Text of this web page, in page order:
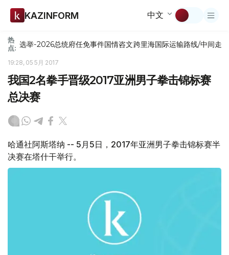
KAZINFORM 中文
热
点: 选举-2026总统府任免事件国情咨文跨里海国际运输路线/中间走廊
19:28, 05 5月 2017
我国2名拳手晋级2017亚洲男子拳击锦标赛
总决赛
哈通社阿斯塔纳 -- 5月5日，2017年亚洲男子拳击锦标赛半
决赛在塔什干举行。